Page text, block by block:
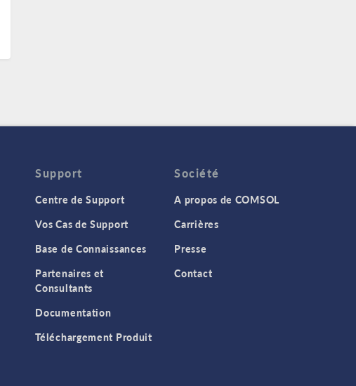
Support
Centre de Support
Vos Cas de Support
Base de Connaissances
Partenaires et
Consultants
Documentation
Téléchargement Produit
Société
A propos de COMSOL
Carrières
Presse
Contact